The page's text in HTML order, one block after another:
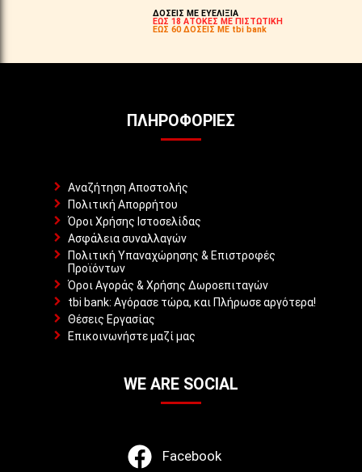
ΔΟΣΕΙΣ ΜΕ ΕΥΕΛΙΞΙΑ
ΕΩΣ 18 ΑΤΟΚΕΣ ΜΕ ΠΙΣΤΩΤΙΚΗ
ΕΩΣ 60 ΔΟΣΕΙΣ ΜΕ tbi bank
ΠΛΗΡΟΦΟΡΊΕΣ
Αναζήτηση Αποστολής
Πολιτική Απορρήτου
Όροι Χρήσης Ιστοσελίδας
Ασφάλεια συναλλαγών
Πολιτική Υπαναχώρησης & Επιστροφές
Προϊόντων
Όροι Αγοράς & Χρήσης Δωροεπιταγών
tbi bank: Αγόρασε τώρα, και Πλήρωσε αργότερα!
Θέσεις Εργασίας
Επικοινωνήστε μαζί μας
WE ARE SOCIAL
Facebook